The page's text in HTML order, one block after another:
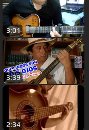
3:01
3:39
2:34